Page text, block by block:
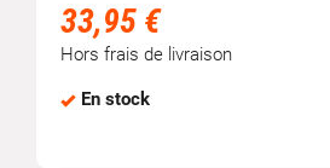
33,95 €
Hors frais de livraison
En stock